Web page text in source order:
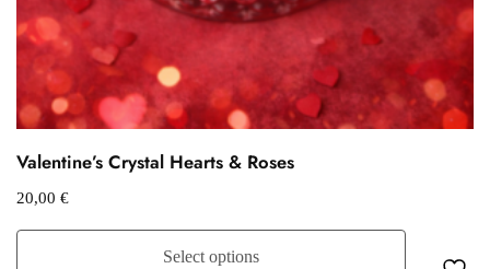
Valentine’s Crystal Hearts & Roses
20,00 €
Select options